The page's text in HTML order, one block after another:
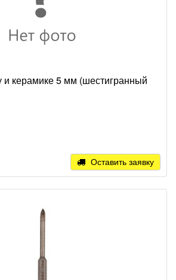
и керамике 5 мм (шестигранный
Оставить заявку